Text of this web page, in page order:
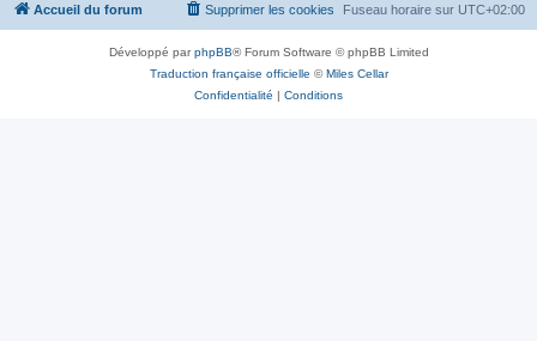
Accueil du forum Fuseau horaire sur UTC+02:00
Supprimer les cookies
Développé parphpBB® Forum Software © phpBB Limited
Traduction française officielle ©Miles Cellar
Confidentialité | Conditions